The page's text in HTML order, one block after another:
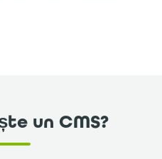
un CMS?